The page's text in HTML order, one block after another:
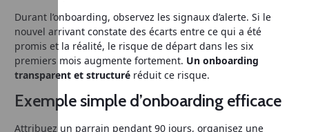
Durant l’onboarding, observez les signaux d’alerte. Si le
nouvel arrivant constate des écarts entre ce qui a été
promis et la réalité, le risque de départ dans les six
premiers mois augmente fortement. Un onboarding
transparent et structuré réduit ce risque.
Exemple simple d’onboarding efficace
Attribuez un parrain pendant 90 jours, organisez une